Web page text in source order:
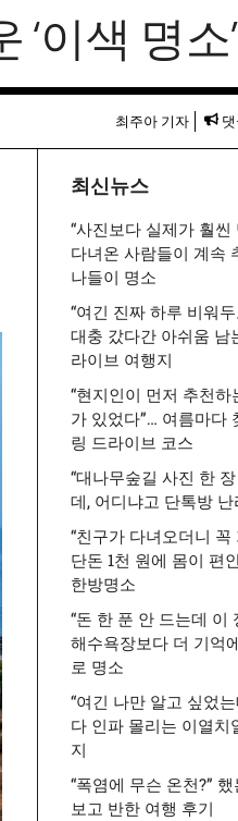
이색 명소
최주아 기자
최신뉴스
“사진보다 실제가 훨씬
다녀온 사람들이 계속
나들이 명소
“여긴 진짜 하루 비워
대충 갔다간 아쉬움 남
라이브 여행지
“현지인이 먼저 추천하
가 있었다”… 여름마다
링 드라이브 코스
“대나무숲길 사진 한
데, 어디냐고 단톡방 난
“친구가 다녀오더니 꼭
단돈 1천 원에 몸이 편
한방명소
“돈 한 푼 안 드는데 이
해수욕장보다 더 기억
로 명소
“여긴 나만 알고 싶었
다 인파 몰리는 이열치
지
“폭염에 무슨 온천?”
보고 반한 여행 후기